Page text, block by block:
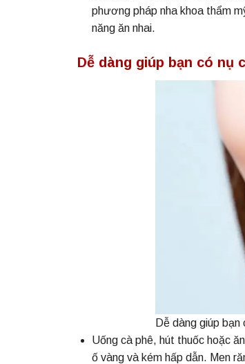
phương pháp nha khoa thẩm
năng ăn nhai.
Dễ dàng giúp bạn có nụ
Dễ dàng giúp
Uống cà phê, hút thuốc hoặc
ố vàng và kém hấp dẫn. Men